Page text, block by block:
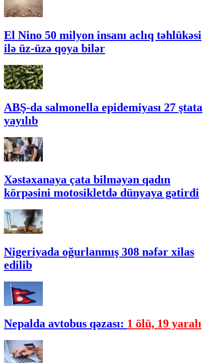
El Nino 50 milyon insanı aclıq təhlükəsi
ilə üz-üzə qoya bilər
ABŞ-da salmonella epidemiyası 27 ştata
yayılıb
Xəstəxanaya çata bilməyən qadın
körpəsini motosikletdə dünyaya gətirdi
Nigeriyada oğurlanmış 308 nəfər xilas
edilib
Nepalda avtobus qəzası: 1 ölü, 19 yaralı